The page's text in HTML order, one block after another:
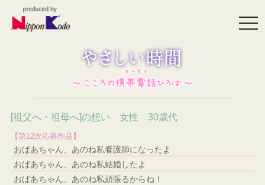
[祖父へ・祖母へ]の想い 女性 30歳代
【第12次応募作品】
おばあちゃん、あのね私看護師になったよ
おばあちゃん、あのね私結婚したよ
おばあちゃん、あのね私頑張るからね！